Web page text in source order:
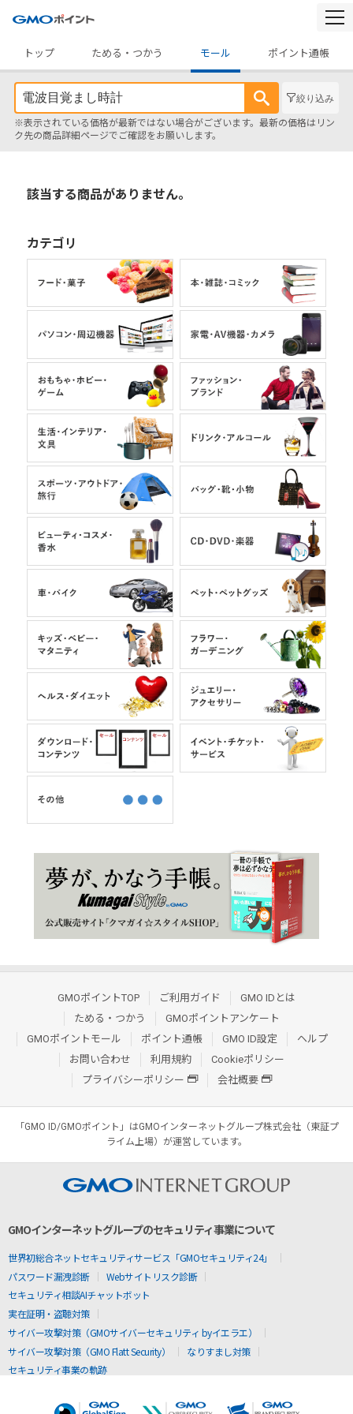
トップ
ためる・つかう モール ポイント通帳
絞り込み
※表示されている価格が最新ではない場合がございます。最新の価格はリン
ク先の商品詳細ページでご確認をお願いします。
該当する商品がありません。
カテゴリ
GMOポイントTOP ご利用ガイド
GMO IDとは
ためる・つかう
GMOポイントアンケート
GMOポイントモール
ポイント通帳 GMO ID設定
ヘルプ
お問い合わせ
利用規約
Cookieポリシー
プライバシーポリシー
会社概要
「GMO ID/GMOポイント」はGMOインターネットグループ株式会社（東証プ
ライム上場）が運営しています。
GMOインターネットグループのセキュリティ事業について
世界初総合ネットセキュリティサービス「GMOセキュリティ24」
パスワード漏洩診断
Webサイトリスク診断
セキュリティ相談AIチャットボット
実在証明・盗聴対策
サイバー攻撃対策（GMOサイバーセキュリティ byイエラエ）
サイバー攻撃対策（GMO Flatt Security）
なりすまし対策
セキュリティ事業の軌跡